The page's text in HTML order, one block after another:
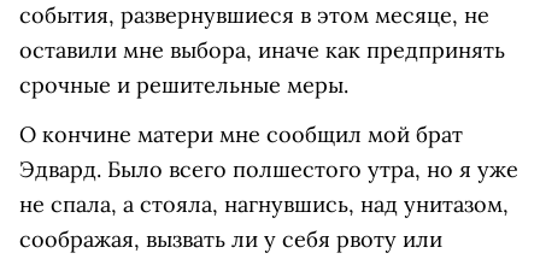
события, развернувшиеся в этом месяце, не
оставили мне выбора, иначе как предпринять
срочные и решительные меры.
О кончине матери мне сообщил мой брат
Эдвард. Было всего полшестого утра, но я уже
не спала, а стояла, нагнувшись, над унитазом,
соображая, вызвать ли у себя рвоту или